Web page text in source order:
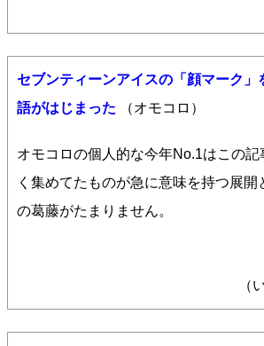
セブンティーンアイスの「顔マーク」
語がはじまった （オモコロ）
オモコロの個人的な今年No.1はこの
く集めてたものが急に意味を持つ展開
の葛藤がたまりません。
（